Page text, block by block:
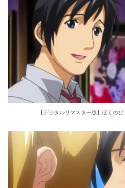
【デジタルリマスター版】ぼくの